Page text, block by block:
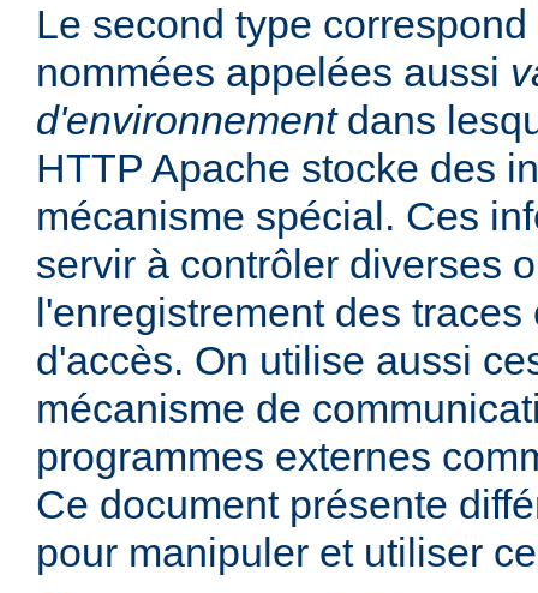
Le second type
nommées appelées aussi
d'environnementdans
HTTP Apache stocke des
mécanisme spécial. Ces
servir à contrôler diverses
l'enregistrement des traces
d'accès. On utilise aussi
mécanisme de
programmes externes
Ce document présente
pour manipuler et utiliser